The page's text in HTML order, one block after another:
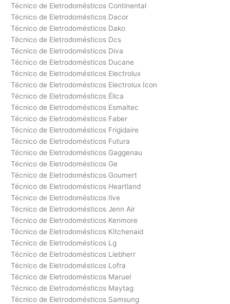
Técnico de Eletrodomésticos Continental
Técnico de Eletrodomésticos Dacor
Técnico de Eletrodomésticos Dako
Técnico de Eletrodomésticos Dcs
Técnico de Eletrodomésticos Diva
Técnico de Eletrodomésticos Ducane
Técnico de Eletrodomésticos Electrolux
Técnico de Eletrodomésticos Electrolux Icon
Técnico de Eletrodomésticos Élica
Técnico de Eletrodomésticos Esmaltec
Técnico de Eletrodomésticos Faber
Técnico de Eletrodomésticos Frigidaire
Técnico de Eletrodomésticos Futura
Técnico de Eletrodomésticos Gaggenau
Técnico de Eletrodomésticos Ge
Técnico de Eletrodomésticos Goumert
Técnico de Eletrodomésticos Heartland
Técnico de Eletrodomésticos Ilve
Técnico de Eletrodomésticos Jenn Air
Técnico de Eletrodomésticos Kenmore
Técnico de Eletrodomésticos Kitchenaid
Técnico de Eletrodomésticos Lg
Técnico de Eletrodomésticos Liebherr
Técnico de Eletrodomésticos Lofra
Técnico de Eletrodomésticos Maruel
Técnico de Eletrodomésticos Maytag
Técnico de Eletrodomésticos Samsung